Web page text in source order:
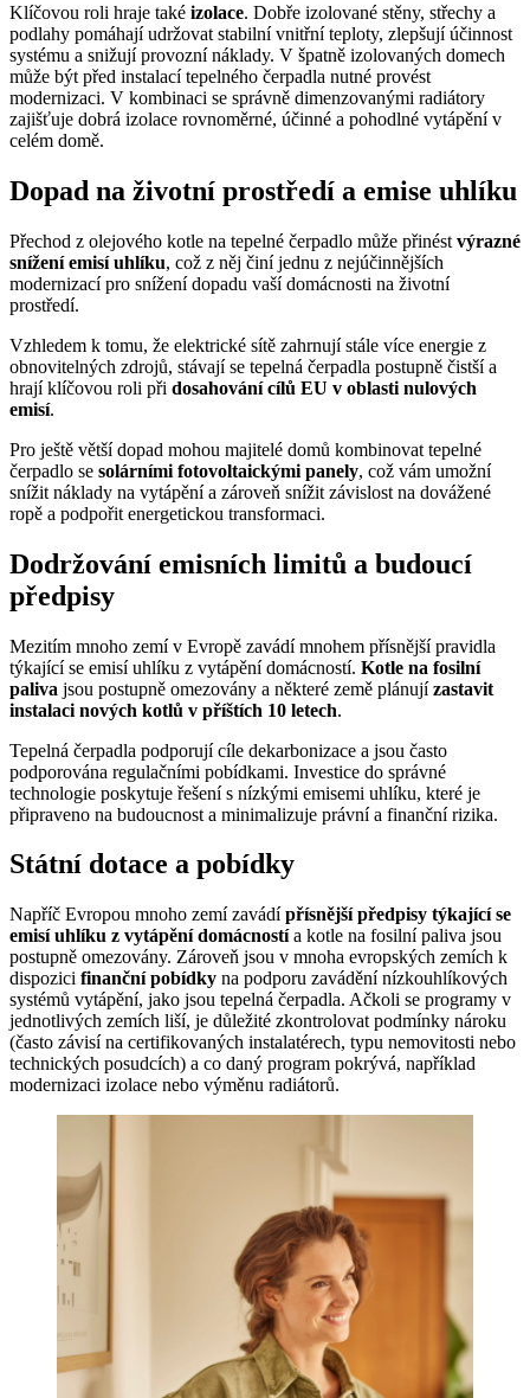
Klíčovou roli hraje také izolace. Dobře izolované stěny, střechy a
podlahy pomáhají udržovat stabilní vnitřní teploty, zlepšují účinnost
systému a snižují provozní náklady. V špatně izolovaných domech
může být před instalací tepelného čerpadla nutné provést
modernizaci. V kombinaci se správně dimenzovanými radiátory
zajišťuje dobrá izolace rovnoměrné, účinné a pohodlné vytápění v
celém domě.
Dopad na životní prostředí a emise uhlíku
Přechod z olejového kotle na tepelné čerpadlo může přinést výrazné
snížení emisí uhlíku, což z něj činí jednu z nejúčinnějších
modernizací pro snížení dopadu vaší domácnosti na životní
prostředí.
Vzhledem k tomu, že elektrické sítě zahrnují stále více energie z
obnovitelných zdrojů, stávají se tepelná čerpadla postupně čistší a
hrají klíčovou roli při dosahování cílů EU v oblasti nulových
emisí.
Pro ještě větší dopad mohou majitelé domů kombinovat tepelné
čerpadlo se solárními fotovoltaickými panely, což vám umožní
snížit náklady na vytápění a zároveň snížit závislost na dovážené
ropě a podpořit energetickou transformaci.
Dodržování emisních limitů a budoucí
předpisy
Mezitím mnoho zemí v Evropě zavádí mnohem přísnější pravidla
týkající se emisí uhlíku z vytápění domácností. Kotle na fosilní
paliva jsou postupně omezovány a některé země plánujízastavit
instalaci nových kotlů v příštích 10 letech.
Tepelná čerpadla podporují cíle dekarbonizace a jsou často
podporována regulačními pobídkami. Investice do správné
technologie poskytuje řešení s nízkými emisemi uhlíku, které je
připraveno na budoucnost a minimalizuje právní a finanční rizika.
Státní dotace a pobídky
Napříč Evropou mnoho zemí zavádípřísnější předpisy týkající se
emisí uhlíku z vytápění domácnostía kotle na fosilní paliva jsou
postupně omezovány. Zároveň jsou v mnoha evropských zemích k
dispozici finanční pobídky na podporu zavádění nízkouhlíkových
systémů vytápění, jako jsou tepelná čerpadla. Ačkoli se programy v
jednotlivých zemích liší, je důležité zkontrolovat podmínky nároku
(často závisí na certifikovaných instalatérech, typu nemovitosti nebo
technických posudcích) a co daný program pokrývá, například
modernizaci izolace nebo výměnu radiátorů.